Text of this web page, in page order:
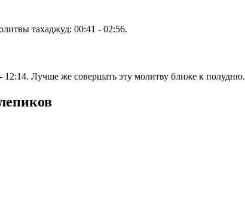
тахаджуд: 00:41 - 02:56.
- 12:14. Лучше же совершать эту молитву ближе к полудню.